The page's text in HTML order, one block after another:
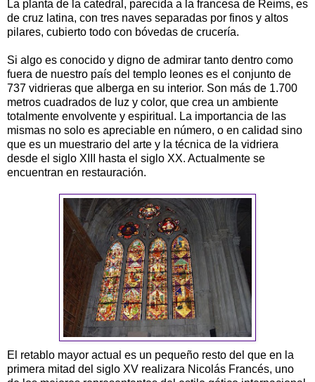
La planta de la catedral, parecida a la francesa de Reims, es
de cruz latina, con tres naves separadas por finos y altos
pilares, cubierto todo con bóvedas de crucería.
Si algo es conocido y digno de admirar tanto dentro como
fuera de nuestro país del templo leones es el conjunto de
737 vidrieras que alberga en su interior. Son más de 1.700
metros cuadrados de luz y color, que crea un ambiente
totalmente envolvente y espiritual. La importancia de las
mismas no solo es apreciable en número, o en calidad sino
que es un muestrario del arte y la técnica de la vidriera
desde el siglo XIII hasta el siglo XX. Actualmente se
encuentran en restauración.
El retablo mayor actual es un pequeño resto del que en la
primera mitad del siglo XV realizara Nicolás Francés, uno